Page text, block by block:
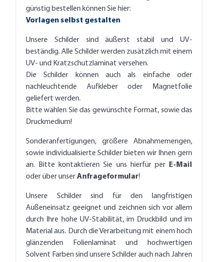
günstig bestellen können Sie hier:
Vorlagen selbst gestalten
Unsere Schilder sind äußerst stabil und UV-
beständig. Alle Schilder werden zusätzlich mit einem
UV- und Kratzschutzlaminat versehen.
Die Schilder können auch als einfache oder
nachleuchtende Aufkleber oder Magnetfolie
geliefert werden.
Bitte wählen Sie das gewünschte Format, sowie das
Druckmedium!
Sonderanfertigungen, größere Abnahmemengen,
sowie individualisierte Schilder bieten wir Ihnen gern
an. Bitte kontaktieren Sie uns hierfür per E-Mail
oder über unserAnfrageformular!
Unsere Schilder sind für den langfristigen
Außeneinsatz geeignet und zeichnen sich vor allem
durch Ihre hohe UV-Stabilität, im Druckbild und im
Material aus. Durch die Verarbeitung mit einem hoch
glänzenden Folienlaminat und hochwertigen
Solvent Farben sind unsere Schilder auch nach Jahren